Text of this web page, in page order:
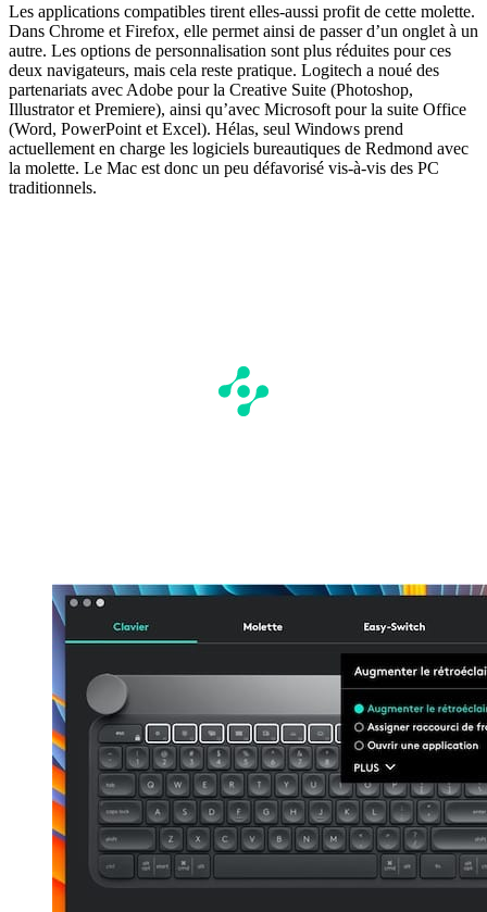
Les applications compatibles tirent elles-aussi profit de cette molette.
Dans Chrome et Firefox, elle permet ainsi de passer d’un onglet à un
autre. Les options de personnalisation sont plus réduites pour ces
deux navigateurs, mais cela reste pratique. Logitech a noué des
partenariats avec Adobe pour la Creative Suite (Photoshop,
Illustrator et Premiere), ainsi qu’avec Microsoft pour la suite Office
(Word, PowerPoint et Excel). Hélas, seul Windows prend
actuellement en charge les logiciels bureautiques de Redmond avec
la molette. Le Mac est donc un peu défavorisé vis-à-vis des PC
traditionnels.